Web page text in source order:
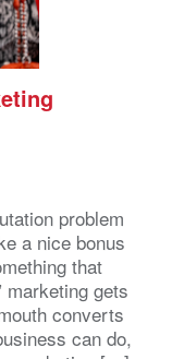
problem
a nice bonus
that
marketing gets
converts
can do,